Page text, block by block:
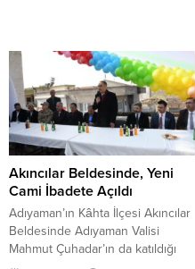
Akıncılar Beldesinde, Yeni
Cami İbadete Açıldı
Adıyaman’ın Kâhta İlçesi Akıncılar
Beldesinde Adıyaman Valisi
Mahmut Çuhadar’ın da katıldığı